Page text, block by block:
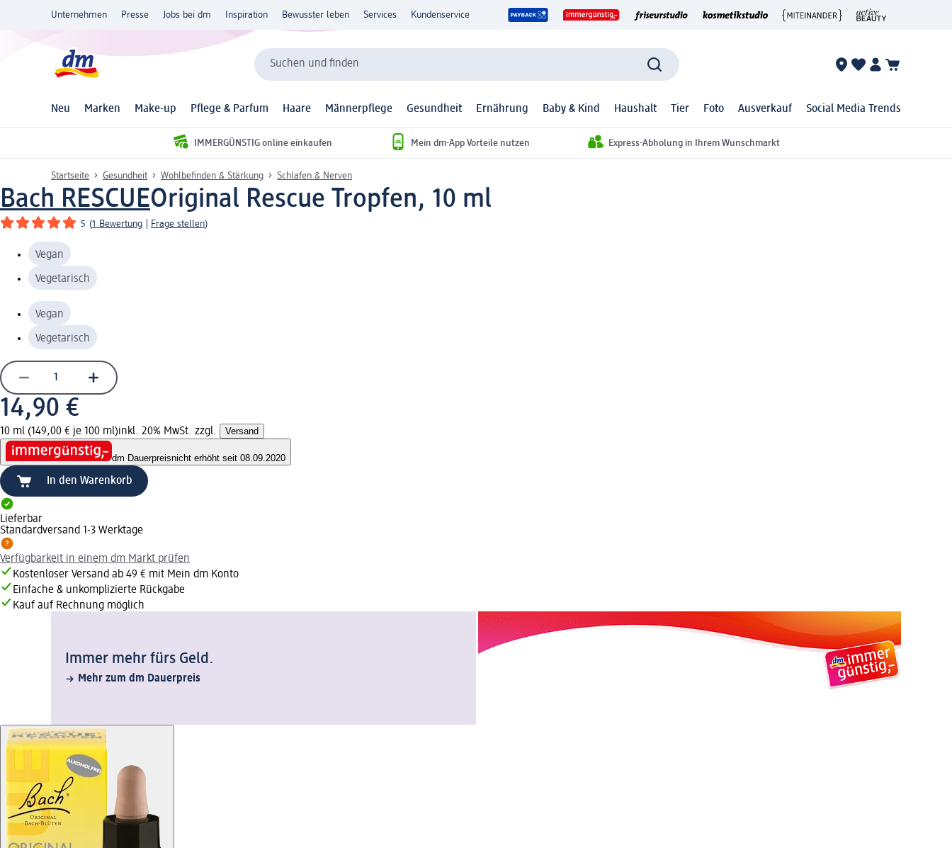
Unternehmen Presse Jobs bei dm Inspiration Bewusster leben Services Kundenservice
Suchen und finden
Neu Marken Make-up Pflege & Parfum Haare Männerpflege Gesundheit Ernährung Baby & Kind Haushalt Tier Foto Ausverkauf Social Media Trends
IMMERGÜNSTIG online einkaufen Mein dm-App Vorteile nutzen Express-Abholung in Ihrem Wunschmarkt
Startseite Gesundheit Wohlbefinden & Stärkung Schlafen & Nerven
Bach RESCUEOriginal Rescue Tropfen, 10 ml
5 (1 Bewertung Frage stellen)
Vegan
Vegetarisch
Vegan
Vegetarisch
14,90 €
10 ml (149,00 € je 100 ml)inkl. 20% MwSt. zzgl. Versand
dm Dauerpreisnicht erhöht seit 08.09.2020
In den Warenkorb
Lieferbar
Standardversand 1-3 Werktage
Verfügbarkeit in einem dm Markt prüfen
Kostenloser Versand ab 49 € mit Mein dm Konto
Einfache & unkomplizierte Rückgabe
Kauf auf Rechnung möglich
Immer mehr fürs Geld.
Mehr zum dm Dauerpreis